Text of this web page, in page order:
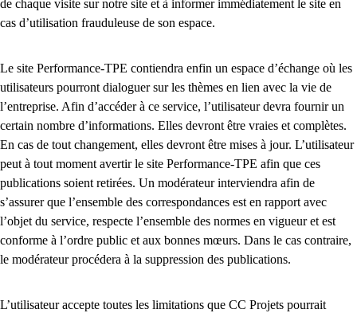
de chaque visite sur notre site et à informer immédiatement le site en
cas d’utilisation frauduleuse de son espace.
Le site Performance-TPE contiendra enfin un espace d’échange où les
utilisateurs pourront dialoguer sur les thèmes en lien avec la vie de
l’entreprise. Afin d’accéder à ce service, l’utilisateur devra fournir un
certain nombre d’informations. Elles devront être vraies et complètes.
En cas de tout changement, elles devront être mises à jour. L’utilisateur
peut à tout moment avertir le site Performance-TPE afin que ces
publications soient retirées. Un modérateur interviendra afin de
s’assurer que l’ensemble des correspondances est en rapport avec
l’objet du service, respecte l’ensemble des normes en vigueur et est
conforme à l’ordre public et aux bonnes mœurs. Dans le cas contraire,
le modérateur procédera à la suppression des publications.
L’utilisateur accepte toutes les limitations que CC Projets pourrait